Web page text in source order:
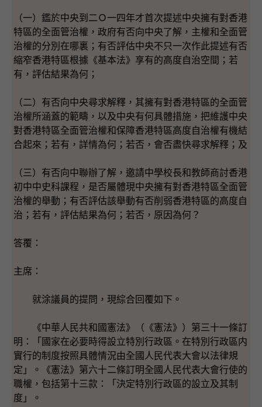
（一）鑑於中央到二Ｏ一四年才首次提述中央擁有對香港
特區的全面管治權，政府有否向中央了解，主權和全面管
治權的分別在哪裏；有否評估中央不只一次作此提述有否
縮窄香港特區根據《基本法》享有的高度自治空間；若
有，評估結果為何；
（二）有否向中央尋求解釋，其擁有對香港特區的全面管
治權所涵蓋的範疇，以及中央有何具體措施，把維護中央
對香港特區全面管治權和保障香港特區高度自治權有機結
合起來；若有，詳情為何；若否，會否盡快尋求解釋；及
（三）有否向中聯辦了解，邀請中學校長和教師商討香港
初中中史科課程，是否屬體現中央擁有對香港特區全面管
治權的舉動；有否評估該舉動有否削弱香港特區的高度自
治；若有，評估結果為何；若否，原因為何？
答覆：
主席：
就涂議員的提問，現綜合回覆如下。
《中華人民共和國憲法》（《憲法》）第三十一條訂
明：「國家在必要時得設立特別行政區。在特別行政區内
實行的制度按照具體情況由全國人民代表大會以法律規
定」。《憲法》第六十二條訂明全國人民代表大會行使的
職權，包括第十三款：「決定特別行政區的設立及其制
度」。